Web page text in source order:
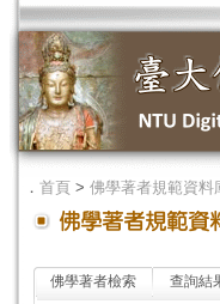
． 首頁 > 佛學著者規範資料
佛學著者檢索 查詢結